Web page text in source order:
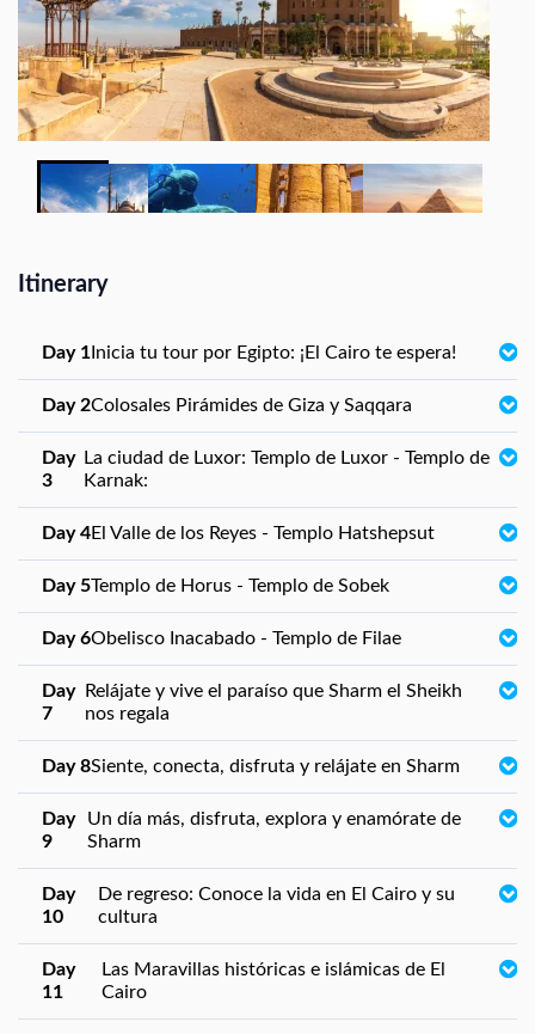
Itinerary
Day 1 Inicia tu tour por Egipto: ¡El Cairo te espera!
Day 2Colosales Pirámides de Giza y Saqqara
Day
3
La ciudad de Luxor: Templo de Luxor - Templo de
Karnak:
Day 4El Valle de los Reyes - Templo Hatshepsut
Day 5Templo de Horus - Templo de Sobek
Day 6Obelisco Inacabado - Templo de Filae
Day
7
Relájate y vive el paraíso que Sharm el Sheikh
nos regala
Day 8Siente, conecta, disfruta y relájate en Sharm
Day
9
Un día más, disfruta, explora y enamórate de
Sharm
Day
10
De regreso: Conoce la vida en El Cairo y su
cultura
Day
11
Las Maravillas históricas e islámicas de El
Cairo